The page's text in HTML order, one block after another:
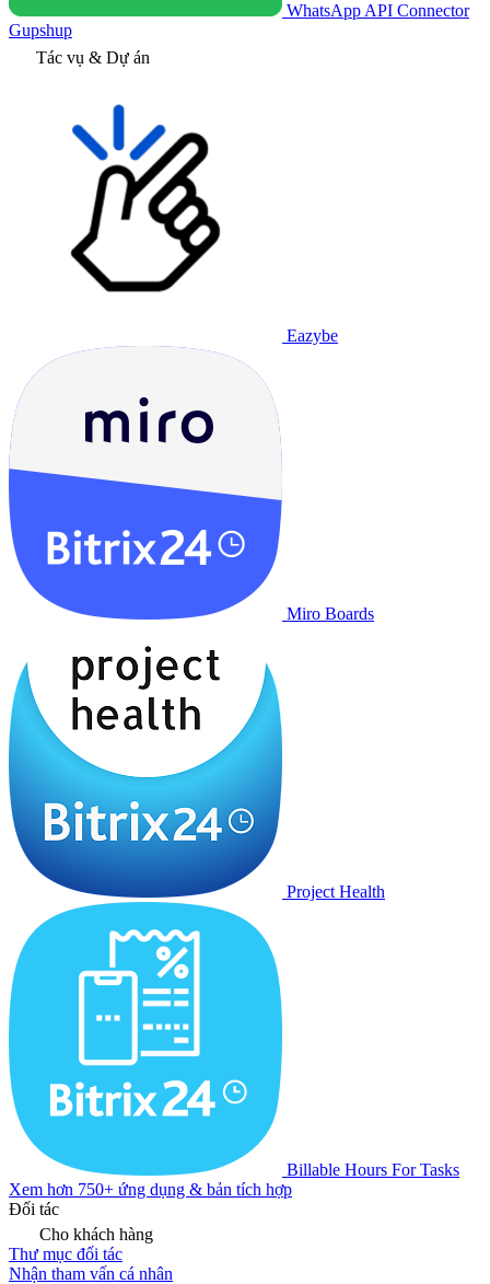
WhatsApp API Connector
Gupshup
Tác vụ & Dự án
Eazybe
Miro Boards
Project Health
Billable Hours For Tasks
Xem hơn 750+ ứng dụng & bản tích hợp
Đối tác
Cho khách hàng
Thư mục đối tác
Nhận tham vấn cá nhân